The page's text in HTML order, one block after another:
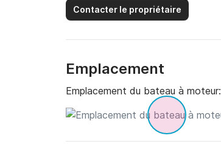
Contacter le propriétaire
Emplacement
Emplacement du bateau à moteur: